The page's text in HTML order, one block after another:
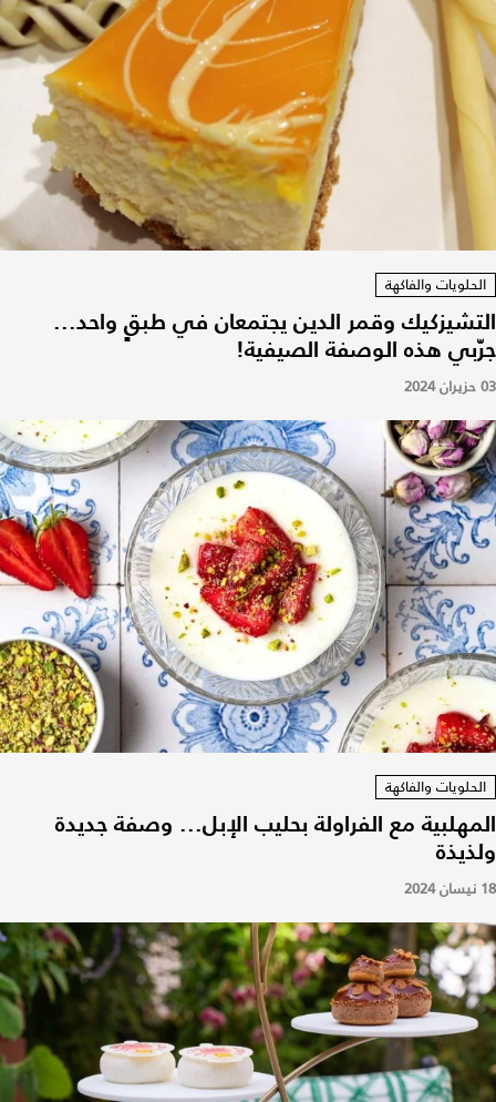
الحلويات والفاكهة
التشيزكيك وقمر الدين يجتمعان في طبقٍ واحد...
جرّبي هذه الوصفة الصيفية!
03 حزيران 2024
الحلويات والفاكهة
المهلبية مع الفراولة بحليب الإبل... وصفة جديدة
ولذيذة
18 نيسان 2024